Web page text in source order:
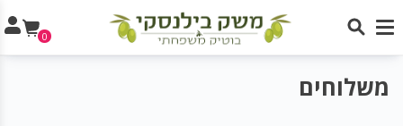
0
משלוחים